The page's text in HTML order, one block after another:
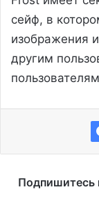
сейф, в
изображения
другим
Подпишитесь